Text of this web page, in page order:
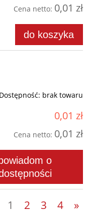
Cena netto: 0,01 zł
do koszyka
Dostępność: brak towaru
0,01 zł
Cena netto: 0,01 zł
o
1 2 3 4 »